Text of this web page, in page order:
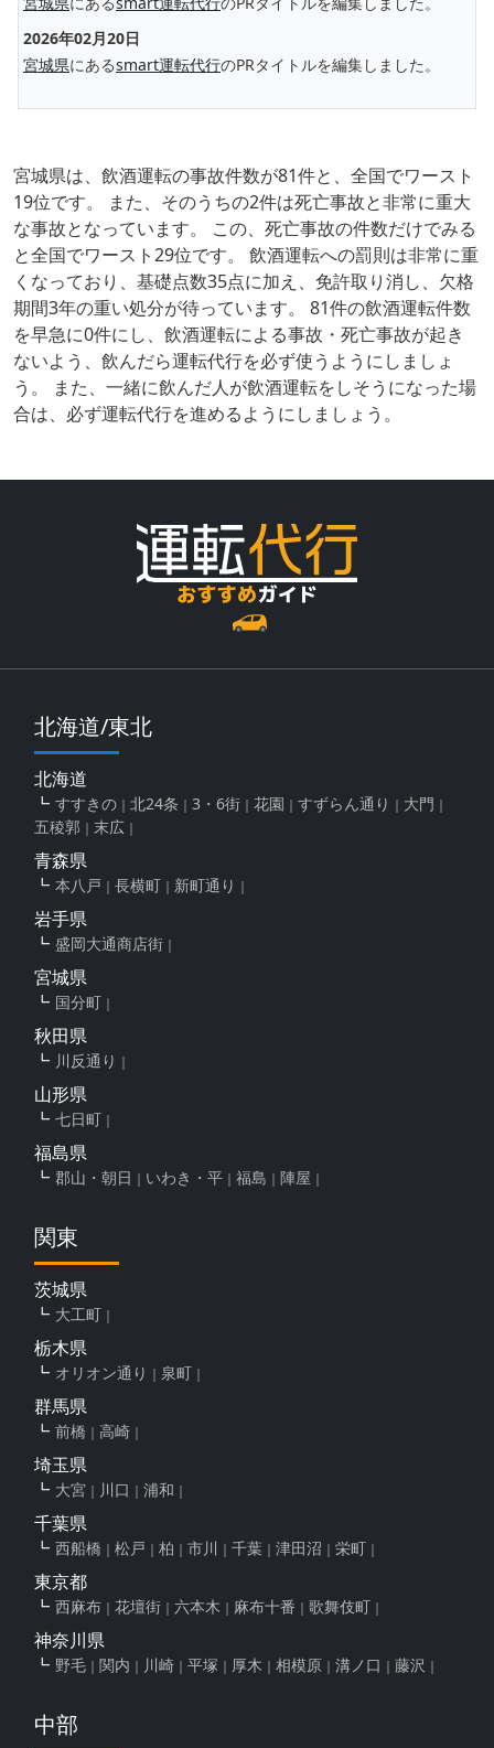
2026年02月20日
宮城県にあるsmart運転代行のPRタイトルを編集しました。
宮城県は、飲酒運転の事故件数が81件と、全国でワースト
19位です。 また、そのうちの2件は死亡事故と非常に重大
な事故となっています。 この、死亡事故の件数だけでみる
と全国でワースト29位です。 飲酒運転への罰則は非常に重
くなっており、基礎点数35点に加え、免許取り消し、欠格
期間3年の重い処分が待っています。 81件の飲酒運転件数
を早急に0件にし、飲酒運転による事故・死亡事故が起き
ないよう、飲んだら運転代行を必ず使うようにしましょ
う。 また、一緒に飲んだ人が飲酒運転をしそうになった場
合は、必ず運転代行を進めるようにしましょう。
北海道/東北
北海道
すすきの 北24条 3・6街 花園 すずらん通り
大門
五稜郭
末広
青森県
本八戸 長横町 新町通り
岩手県
盛岡大通商店街
宮城県
国分町
秋田県
川反通り
山形県
七日町
福島県
郡山・朝日 いわき・平 福島 陣屋
関東
茨城県
大工町
栃木県
オリオン通り 泉町
群馬県
前橋 高崎
埼玉県
大宮 川口 浦和
千葉県
西船橋 松戸 柏 市川 千葉 津田沼 栄町
東京都
西麻布 花壇街 六本木 麻布十番 歌舞伎町
神奈川県
野毛 関内 川崎 平塚 厚木 相模原 溝ノ口 藤沢
中部